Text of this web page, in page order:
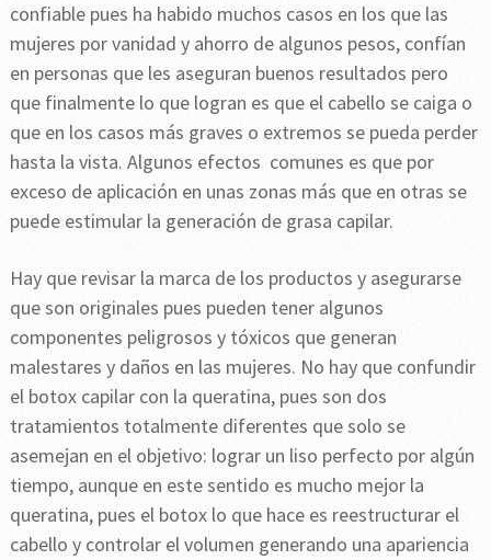
confiable pues ha habido muchos casos en los que las
mujeres por vanidad y ahorro de algunos pesos, confían
en personas que les aseguran buenos resultados pero
que finalmente lo que logran es que el cabello se caiga o
que en los casos más graves o extremos se pueda perder
hasta la vista. Algunos efectos comunes es que por
exceso de aplicación en unas zonas más que en otras se
puede estimular la generación de grasa capilar.
Hay que revisar la marca de los productos y asegurarse
que son originales pues pueden tener algunos
componentes peligrosos y tóxicos que generan
malestares y daños en las mujeres. No hay que confundir
el botox capilar con la queratina, pues son dos
tratamientos totalmente diferentes que solo se
asemejan en el objetivo: lograr un liso perfecto por algún
tiempo, aunque en este sentido es mucho mejor la
queratina, pues el botox lo que hace es reestructurar el
cabello y controlar el volumen generando una apariencia